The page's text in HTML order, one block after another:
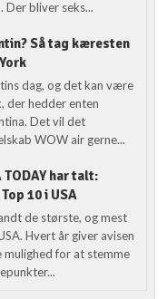
bliver seks...
Så tag kæresten
dag, og det kan være
der hedder enten
Det vil det
WOW air gerne...
har talt:
10 i USA
de største, og mest
Hvert år giver avisen
mulighed for at stemme